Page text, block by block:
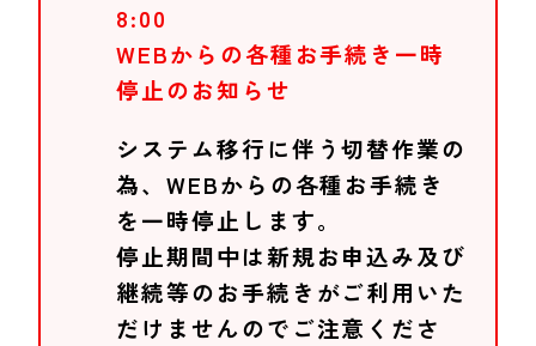
8:00
WEBからの各種お手続き一時
停止のお知らせ
システム移行に伴う切替作業の
為、WEBからの各種お手続き
を一時停止します。
停止期間中は新規お申込み及び
継続等のお手続きがご利用いた
だけませんのでご注意くださ